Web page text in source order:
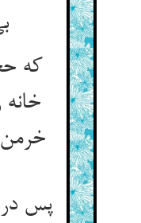
که
خرمن
پس در